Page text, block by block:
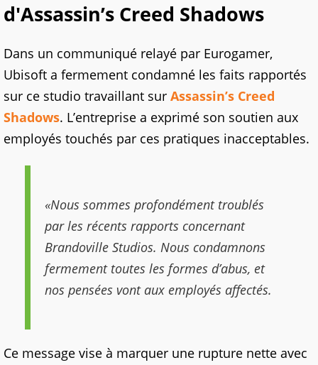
d'Assassin’s Creed Shadows
Dans un communiqué relayé par Eurogamer,
Ubisoft a fermement condamné les faits rapportés
sur ce studio travaillant sur Assassin’s Creed
Shadows. L’entreprise a exprimé son soutien aux
employés touchés par ces pratiques inacceptables.
«Nous sommes profondément troublés
par les récents rapports concernant
Brandoville Studios. Nous condamnons
fermement toutes les formes d’abus, et
nos pensées vont aux employés affectés.
Ce message vise à marquer une rupture nette avec